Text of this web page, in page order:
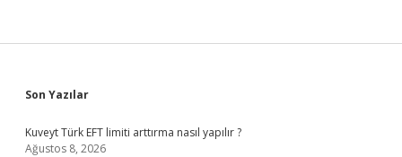
Sidebar
Son Yazılar
Kuveyt Türk EFT limiti arttırma nasıl yapılır ?
Ağustos 8, 2026